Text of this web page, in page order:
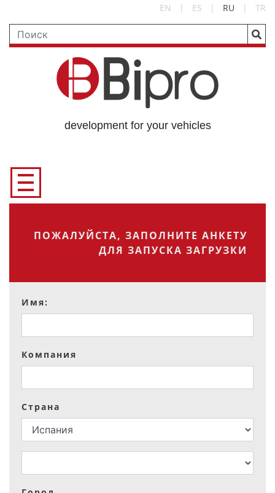
EN | ES | RU | TR
development for your vehicles
ПОЖАЛУЙСТА, ЗАПОЛНИТЕ АНКЕТУ
ДЛЯ ЗАПУСКА ЗАГРУЗКИ
Имя:
Компания
Страна